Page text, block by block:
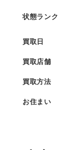
状態ランク
買取日
買取店舗
買取方法
お住まい